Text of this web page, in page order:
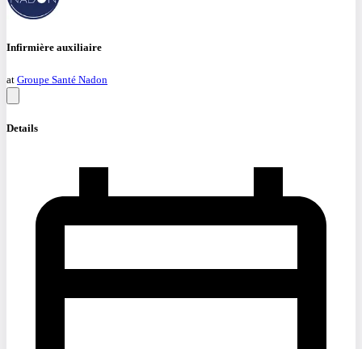
Infirmière auxiliaire
at Groupe Santé Nadon
Details